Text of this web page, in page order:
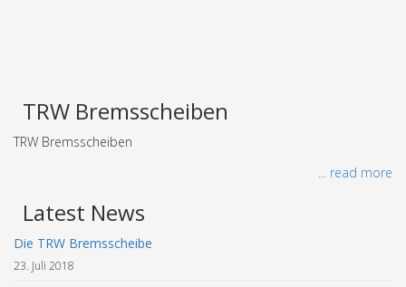
TRW Bremsscheiben
TRW Bremsscheiben
... read more
Latest News
Die TRW Bremsscheibe
23. Juli 2018